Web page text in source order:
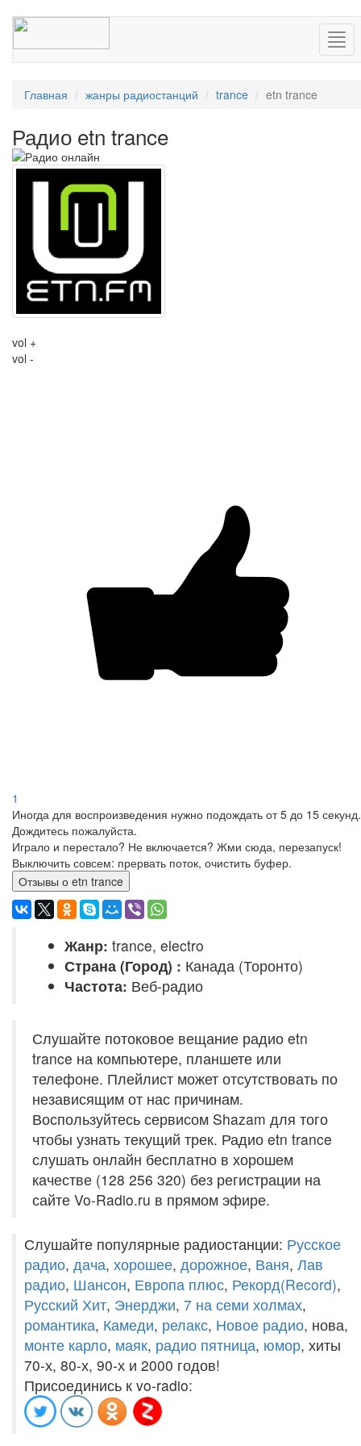
Главная жанры радиостанций trance etn trance
Радио etn trance
vol +
vol -
1
Иногда для воспроизведения нужно подождать от 5 до 15 секунд.
Дождитесь пожалуйста.
Играло и перестало? Не включается? Жми сюда, перезапуск!
Выключить совсем: прервать поток, очистить буфер.
Отзывы о etn trance
Жанр: trance, electro
Страна (Город) : Канада (Торонто)
Частота: Веб-радио
Слушайте потоковое вещание радио etn
trance на компьютере, планшете или
телефоне. Плейлист может отсутствовать по
независящим от нас причинам.
Воспользуйтесь сервисом Shazam для того
чтобы узнать текущий трек. Радио etn trance
слушать онлайн бесплатно в хорошем
качестве (128 256 320) без регистрации на
сайте Vo-Radio.ru в прямом эфире.
Слушайте популярные радиостанции: Русское
радио, дача, хорошее, дорожное, Ваня, Лав
радио, Шансон, Европа плюс, Рекорд(Record),
Русский Хит, Энерджи, 7 на семи холмах,
романтика, Камеди, релакс, Новое радио, нова,
монте карло, маяк, радио пятница, юмор, хиты
70-х, 80-х, 90-х и 2000 годов!
Присоединись к vo-radio: